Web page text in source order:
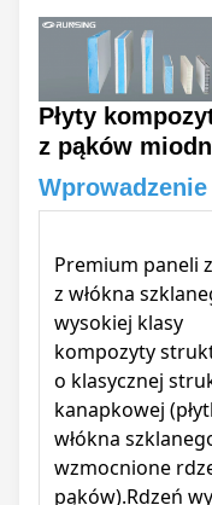
Płyty
z pąków
Wprowadzenie
Premium paneli
z włókna
wysokiej klasy
kompozyty
o klasycznej
kanapkowej
włókna
wzmocnione
pąków).Rdzeń